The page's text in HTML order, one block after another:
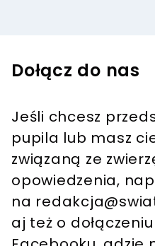
Dołącz do nas
Jeśli chcesz
pupila lub masz
związaną ze
opowiedzenia,
na
aj też o